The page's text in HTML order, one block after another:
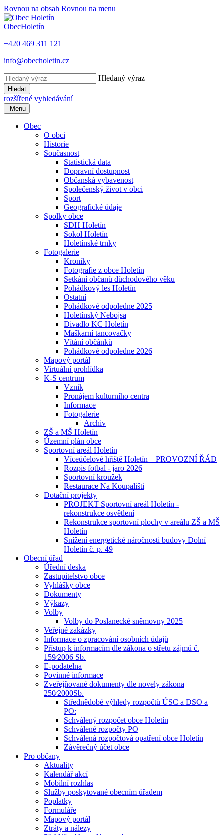
Rovnou na obsah Rovnou na menu
ObecHoletín
+420 469 311 121
info@obecholetin.cz
Hledaný výraz
Hledat
rozšířené vyhledávání
Menu
Obec
O obci
Historie
Současnost
Statistická data
Dopravní dostupnost
Občanská vybavenost
Společenský život v obci
Sport
Geografické údaje
Spolky obce
SDH Holetín
Sokol Holetín
Holetínské trnky
Fotogalerie
Kroniky
Fotografie z obce Holetín
Setkání občanů důchodového věku
Pohádkový les Holetín
Ostatní
Pohádkové odpoledne 2025
Holetínský Nebojsa
Divadlo KC Holetín
Maškarní tancovačky
Vítání občánků
Pohádkové odpoledne 2026
Mapový portál
Virtuální prohlídka
K-S centrum
Vznik
Pronájem kulturního centra
Informace
Fotogalerie
Archiv
ZŠ a MŠ Holetín
Územní plán obce
Sportovní areál Holetín
Víceúčelové hřiště Holetín – PROVOZNÍ ŘÁD
Rozpis fotbal - jaro 2026
Sportovní kroužek
Restaurace Na Koupališti
Dotační projekty
PROJEKT Sportovní areál Holetín -
rekonstrukce osvětlení
Rekonstrukce sportovní plochy v areálu ZŠ a MŠ
Holetín
Snížení energetické náročnosti budovy Dolní
Holetín č. p. 49
Obecní úřad
Úřední deska
Zastupitelstvo obce
Vyhlášky obce
Dokumenty
Výkazy
Volby
Volby do Poslanecké sněmovny 2025
Veřejné zakázky
Informace o zpracování osobních údajů
Přístup k informacím dle zákona o střetu zájmů č.
159⁄2006 Sb.
E-podatelna
Povinné informace
Zveřejňované dokumenty dle novely zákona
250⁄2000Sb.
Střednědobé výhledy rozpočtů ÚSC a DSO a
PO:
Schválený rozpočet obce Holetín
Schválené rozpočty PO
Schválená rozpočtová opatření obce Holetín
Závěrečný účet obce
Pro občany
Aktuality
Kalendář akcí
Mobilní rozhlas
Služby poskytované obecním úřadem
Poplatky
Formuláře
Mapový portál
Ztráty a nálezy